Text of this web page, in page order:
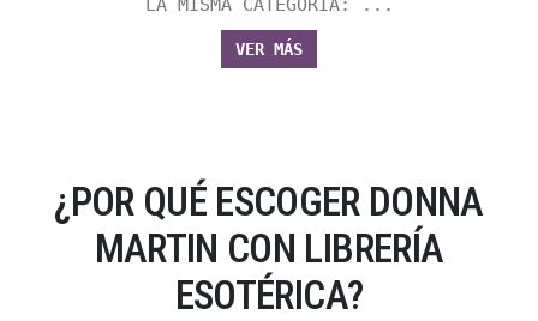
LA MISMA CATEGORÍA: ...
VER MÁS
¿POR QUÉ ESCOGER DONNA
MARTIN CON LIBRERÍA
ESOTÉRICA?